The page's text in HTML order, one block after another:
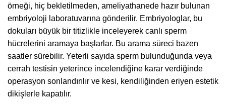
örneği, hiç bekletilmeden, ameliyathanede hazır bulunan
embriyoloji laboratuvarına gönderilir. Embriyologlar, bu
dokuları büyük bir titizlikle inceleyerek canlı sperm
hücrelerini aramaya başlarlar. Bu arama süreci bazen
saatler sürebilir. Yeterli sayıda sperm bulunduğunda veya
cerrah testisin yeterince incelendiğine karar verdiğinde
operasyon sonlandırılır ve kesi, kendiliğinden eriyen estetik
dikişlerle kapatılır.